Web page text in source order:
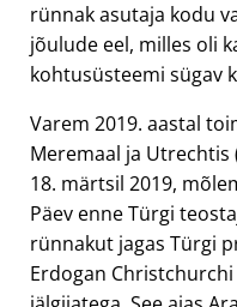
rünnak asutaja kodu
jõulude eel, milles oli
kohtusüsteemi sügav
Varem 2019. aastal
Meremaal ja Utrechtis
18. märtsil 2019,
Päev enne Türgi
rünnakut jagas Türgi
Erdogan